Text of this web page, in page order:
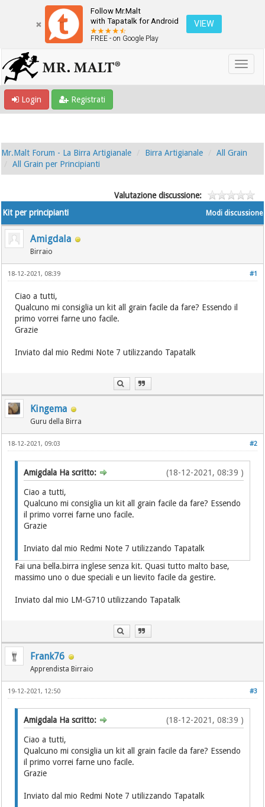
Follow Mr.Malt
with Tapatalk for Android
FREE - on Google Play
VIEW
Login Registrati
Mr.Malt Forum - La Birra Artigianale Birra Artigianale
All Grain
All Grain per Principianti
Valutazione discussione:
Modi discussione
Kit per principianti
Amigdala
Birraio
#1
18-12-2021, 08:39
Ciao a tutti,
Qualcuno mi consiglia un kit all grain facile da fare? Essendo il
primo vorrei farne uno facile.
Grazie
Inviato dal mio Redmi Note 7 utilizzando Tapatalk
Kingema
Guru della Birra
#2
18-12-2021, 09:03
(18-12-2021, 08:39 )
Amigdala Ha scritto:
Ciao a tutti,
Qualcuno mi consiglia un kit all grain facile da fare? Essendo
il primo vorrei farne uno facile.
Grazie
Inviato dal mio Redmi Note 7 utilizzando Tapatalk
Fai una bella.birra inglese senza kit. Quasi tutto malto base,
massimo uno o due speciali e un lievito facile da gestire.
Inviato dal mio LM-G710 utilizzando Tapatalk
Frank76
Apprendista Birraio
#3
19-12-2021, 12:50
(18-12-2021, 08:39 )
Amigdala Ha scritto:
Ciao a tutti,
Qualcuno mi consiglia un kit all grain facile da fare? Essendo
il primo vorrei farne uno facile.
Grazie
Inviato dal mio Redmi Note 7 utilizzando Tapatalk